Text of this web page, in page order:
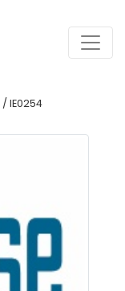
/ IE0254